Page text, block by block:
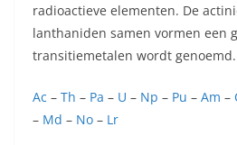
radioactieve elementen. De
lanthaniden samen vormen een
transitiemetalen wordt genoemd.
Ac – Th – Pa – U – Np – Pu – Am –
– Md – No – Lr